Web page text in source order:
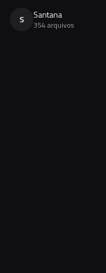
S Santana
354 arquivos